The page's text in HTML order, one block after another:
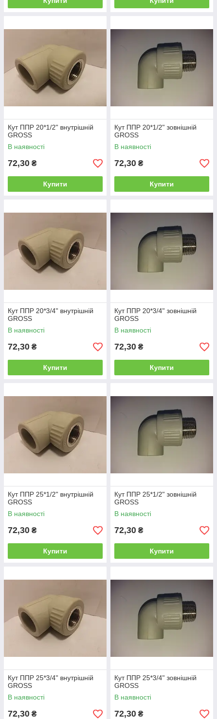
Кут ППР 20*1/2" внутрішній
GROSS
В наявності
72,30 ₴
Купити
Кут ППР 20*1/2" зовнішній
GROSS
В наявності
72,30 ₴
Купити
Кут ППР 20*3/4" внутрішній
GROSS
В наявності
72,30 ₴
Купити
Кут ППР 20*3/4" зовнішній
GROSS
В наявності
72,30 ₴
Купити
Кут ППР 25*1/2" внутрішній
GROSS
В наявності
72,30 ₴
Купити
Кут ППР 25*1/2" зовнішній
GROSS
В наявності
72,30 ₴
Купити
Кут ППР 25*3/4" внутрішній
GROSS
В наявності
72,30 ₴
Кут ППР 25*3/4" зовнішній
GROSS
В наявності
72,30 ₴